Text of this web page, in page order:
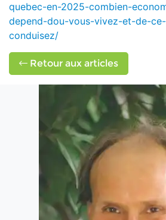
quebec-en-2025-combien-
depend-dou-vous-vivez-et-de-
conduisez/
Retour aux articles